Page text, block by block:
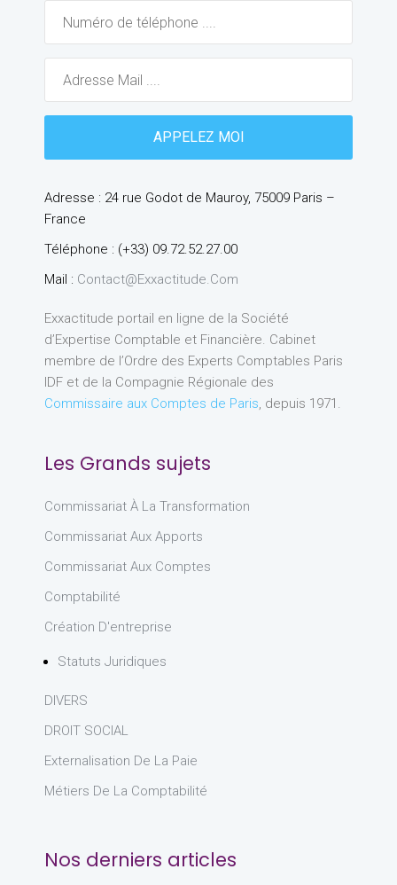
Adresse : 24 rue Godot de Mauroy, 75009 Paris –
France
Téléphone : (+33) 09.72.52.27.00
Mail : Contact@exxactitude.com
Exxactitude portail en ligne de la Société
d’Expertise Comptable et Financière. Cabinet
membre de l’Ordre des Experts Comptables Paris
IDF et de la Compagnie Régionale des
Commissaire aux Comptes de Paris, depuis 1971.
Les Grands sujets
Commissariat À La Transformation
Commissariat Aux Apports
Commissariat Aux Comptes
Comptabilité
Création D'entreprise
Statuts Juridiques
DIVERS
DROIT SOCIAL
Externalisation De La Paie
Métiers De La Comptabilité
Nos derniers articles